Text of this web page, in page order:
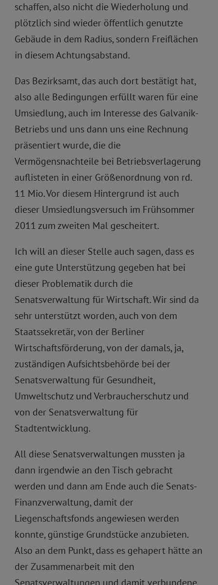
schaffen, also nicht die Wiederholung und
plötzlich sind wieder öffentlich genutzte
Gebäude in dem Radius, sondern Freiflächen
in diesem Achtungsabstand.
Das Bezirksamt, das auch dort bestätigt hat,
also alle Bedingungen erfüllt waren für eine
Umsiedlung, auch im Interesse des Galvanik-
Betriebs und uns dann uns eine Rechnung
präsentiert wurde, die die
Vermögensnachteile bei Betriebsverlagerung
auflisteten in einer Größenordnung von rd.
11 Mio. Vor diesem Hintergrund ist auch
dieser Umsiedlungsversuch im Frühsommer
2011 zum zweiten Mal gescheitert.
Ich will an dieser Stelle auch sagen, dass es
eine gute Unterstützung gegeben hat bei
dieser Problematik durch die
Senatsverwaltung für Wirtschaft. Wir sind da
sehr unterstützt worden, auch von dem
Staatssekretär, von der Berliner
Wirtschaftsförderung, von der damals, ja,
zuständigen Aufsichtsbehörde bei der
Senatsverwaltung für Gesundheit,
Umweltschutz und Verbraucherschutz und
von der Senatsverwaltung für
Stadtentwicklung.
All diese Senatsverwaltungen mussten ja
dann irgendwie an den Tisch gebracht
werden und dann am Ende auch die Senats-
Finanzverwaltung, damit der
Liegenschaftsfonds angewiesen werden
konnte, günstige Grundstücke anzubieten.
Also an dem Punkt, dass es gehapert hätte an
der Zusammenarbeit mit den